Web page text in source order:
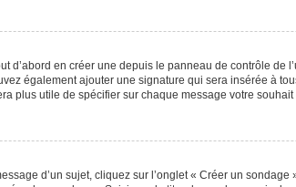
d’abord en créer une depuis le panneau de contrôle
également ajouter une signature qui sera insérée à
plus utile de spécifier sur chaque message votre souhait
d’un sujet, cliquez sur l’onglet « Créer un